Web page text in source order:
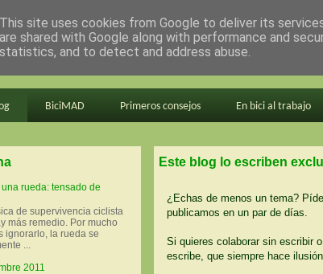
madrid
BiciMAD Primeros consejos En bici al trabajo
Este blog lo escriben
¿Echas de menos un tema?
publicamos en un par de días.
Si quieres colaborar sin escribir
escribe, que siempre hace ilusión.
rueda: tensado de
de supervivencia ciclista
más remedio. Por mucho
ignorarlo, la rueda se
...
2011
This site uses cookies from Google to deliver its
are shared with Google along with performance and
statistics, and to detect and address abuse.